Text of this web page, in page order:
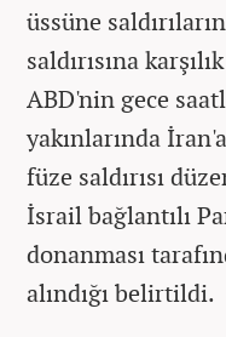
üssüne
saldırısına
ABD'nin gece
yakınlarında
füze saldırısı
İsrail bağlantılı
donanması
alındığı belirtildi.